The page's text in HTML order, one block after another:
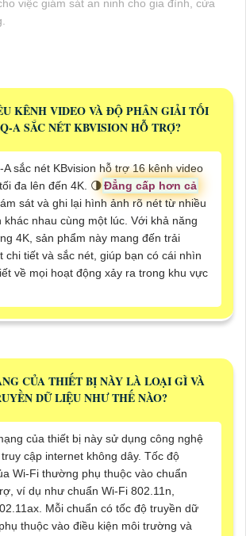
việc giám sát an ninh cho gia đình, cửa
KÊNH VIDEO VÀ ĐỘ PHÂN GIẢI TỐI
A SẮC NÉT KBVISION HỖ TRỢ?
A sắc nét KBvision hỗ trợ 16 kênh video
đa lên đến 4K. 🌗Đẳng cấp hơn cả
sát và ghi lại hình ảnh rõ nét từ nhiều
khác nhau cùng một lúc. Với khả năng
4K, sản phẩm này mang đến trải
chi tiết và sắc nét, giúp bạn có cái nhìn
về mọi hoạt động xảy ra trong khu vực
CỦA THIẾT BỊ NÀY LÀ LOẠI GÌ VÀ
DỮ LIỆU NHƯ THẾ NÀO?
của thiết bị này sử dụng công nghệ
cập internet không dây. Tốc độ
Wi-Fi thường phụ thuộc vào chuẩn
ví dụ như chuẩn Wi-Fi 802.11n,
Mỗi chuẩn có tốc độ truyền dữ
thuộc vào điều kiện môi trường và